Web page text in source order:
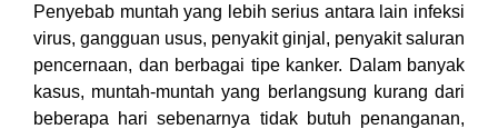
Penyebab muntah yang lebih serius antara lain infeksi
virus, gangguan usus, penyakit ginjal, penyakit saluran
pencernaan, dan berbagai tipe kanker. Dalam banyak
kasus, muntah-muntah yang berlangsung kurang dari
beberapa hari sebenarnya tidak butuh penanganan,